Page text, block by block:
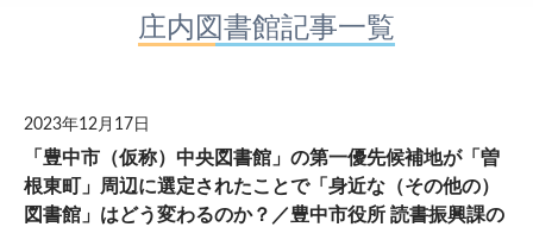
WORK」のご
掲載につきま
庄内図書館記事一覧
2023年12月17日
「豊中市（仮称）中央図書館」の第一優先候補地が「曽
根東町」周辺に選定されたことで「身近な（その他の）
図書館」はどう変わるのか？／豊中市役所 読書振興課の